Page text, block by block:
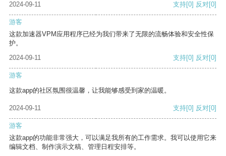
2024-09-11
支持[0] 反对[0]
游客
这款加速器VPM应用程序已经为我们带来了无限的流畅体验和安全性保
护。
2024-09-11
支持[0] 反对[0]
游客
这款app的社区氛围很温馨，让我能够感受到家的温暖。
2024-09-11 支持[0] 反对[0]
游客
这款app的功能非常强大，可以满足我所有的工作需求。我可以使用它来
编辑文档、制作演示文稿、管理日程安排等。